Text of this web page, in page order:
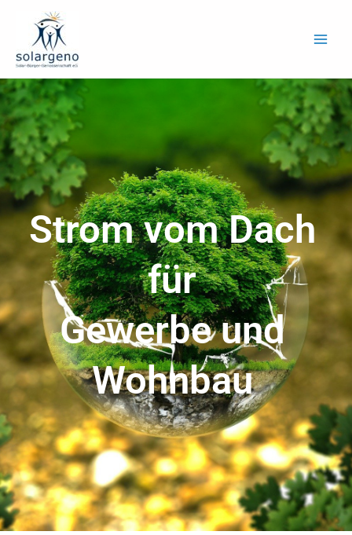
springen
Strom vom Dach
für
Gewerbe und
Wohnbau